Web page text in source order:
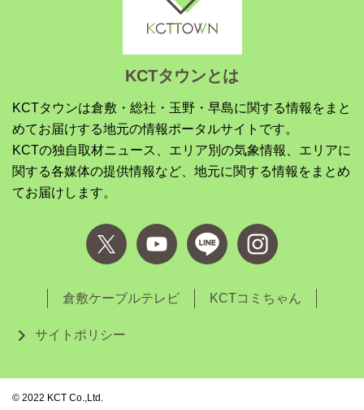
KCTタウンとは
KCTタウンは倉敷・総社・玉野・早島に関する情報をまと
めてお届けする地元の情報ポータルサイトです。
KCTの独自取材ニュース、エリア別の気象情報、エリアに
関する各媒体の提供情報など、地元に関する情報をまとめ
てお届けします。
倉敷ケーブルテレビ KCTコミちゃん
サイトポリシー
©︎ 2022 KCT Co.,Ltd.